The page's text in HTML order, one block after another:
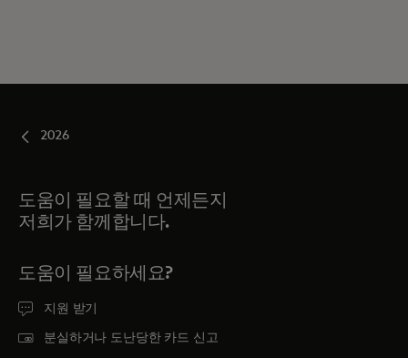
2026
도움이 필요할 때 언제든지
저희가 함께합니다.
도움이 필요하세요?
지원 받기
분실하거나 도난당한 카드 신고